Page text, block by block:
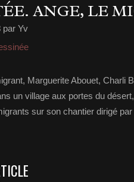
ANGE, LE
par Yv
Marguerite Abouet, Charli
un village aux portes du
sur son chantier dirigé